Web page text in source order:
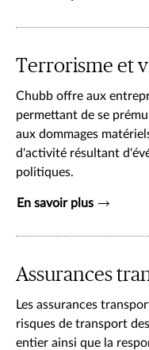
Terrorisme et
Chubb offre aux
permettant de se
aux dommages
d'activité résultant
politiques.
En savoir plus
Assurances
Les assurances
risques de transport
entier ainsi que la